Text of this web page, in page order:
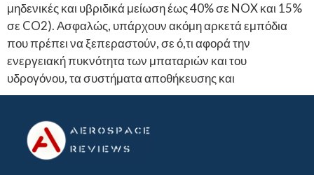
μηδενικές και υβριδικά μείωση έως 40% σε NOX και 15%
σε CO2). Ασφαλώς, υπάρχουν ακόμη αρκετά εμπόδια
που πρέπει να ξεπεραστούν, σε ό,τι αφορά την
ενεργειακή πυκνότητα των μπαταριών και του
υδρογόνου, τα συστήματα αποθήκευσης και